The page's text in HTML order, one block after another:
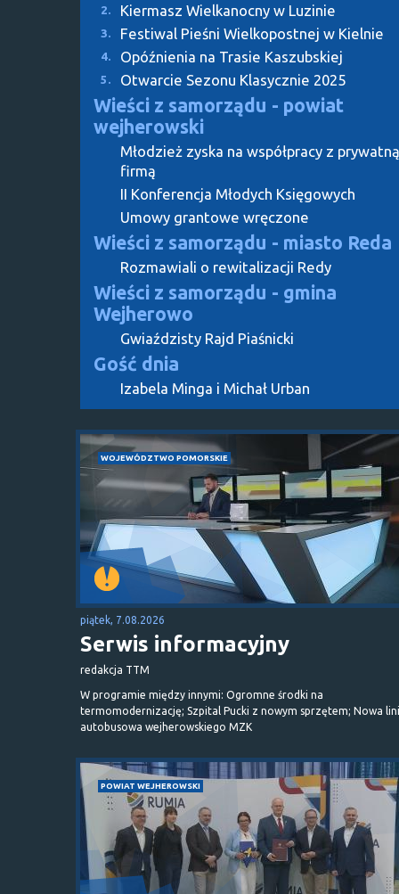
2. Kiermasz Wielkanocny w Luzinie
3. Festiwal Pieśni Wielkopostnej w Kielnie
4. Opóźnienia na Trasie Kaszubskiej
5. Otwarcie Sezonu Klasycznie 2025
Wieści z samorządu - powiat
wejherowski
Młodzież zyska na współpracy z prywatną
firmą
II Konferencja Młodych Księgowych
Umowy grantowe wręczone
Wieści z samorządu - miasto Reda
Rozmawiali o rewitalizacji Redy
Wieści z samorządu - gmina
Wejherowo
Gwiaździsty Rajd Piaśnicki
Gość dnia
Izabela Minga i Michał Urban
WOJEWÓDZTWO POMORSKIE
piątek, 7.08.2026
Serwis informacyjny
redakcja TTM
W programie między innymi: Ogromne środki na
termomodernizację; Szpital Pucki z nowym sprzętem; Nowa
autobusowa wejherowskiego MZK
POWIAT WEJHEROWSKI